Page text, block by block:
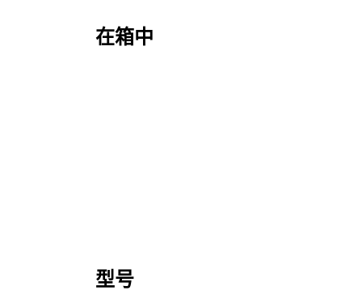
在箱中
型号